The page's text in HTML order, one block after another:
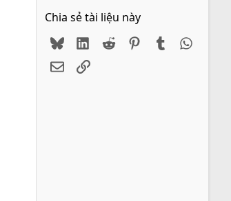
Chia sẻ tài liệu này
BlueskyLinkedIn
Reddit PinterestTumblr
EmailLink